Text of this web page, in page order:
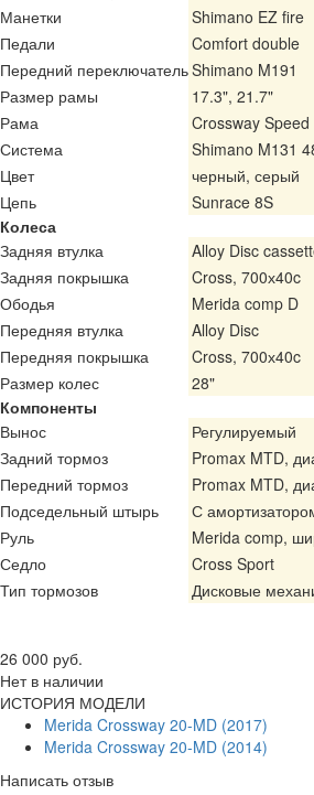
Манетки
Shimano EZ fire
Педали
Comfort double
Передний переключательShimano M191
Размер рамы
17.3", 21.7"
Рама
Crossway Speed
Система
Shimano M131
Цвет
черный, серый
Цепь
Sunrace 8S
Колеса
Задняя втулка
Alloy Disc
Задняя покрышка
Cross, 700х40c
Ободья
Merida comp D
Передняя втулка
Alloy Disc
Передняя покрышка
Cross, 700х40c
Размер колес
28"
Компоненты
Вынос
Регулируемый
Задний тормоз
Promax MTD,
Передний тормоз
Promax MTD,
Подседельный штырь
С
Руль
Merida comp,
Седло
Cross Sport
Тип тормозов
Дисковые
26 000 руб.
Нет в наличии
ИСТОРИЯ МОДЕЛИ
Merida Crossway 20-MD (2017)
Merida Crossway 20-MD (2014)
Написать отзыв